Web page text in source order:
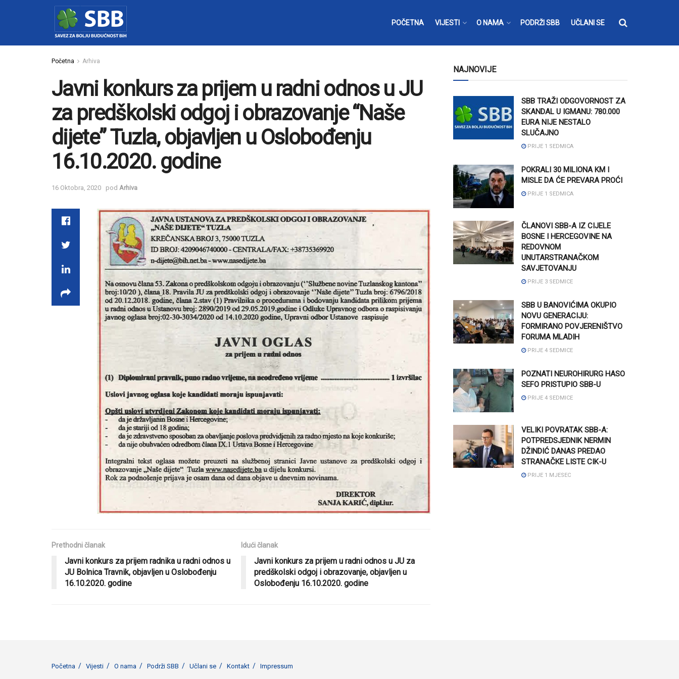
POČETNA VIJESTI O NAMA PODRŽI SBB UČLANI SE
Početna Arhiva
Javni konkurs za prijem u radni odnos u JU
za predškolski odgoj i obrazovanje “Naše
dijete” Tuzla, objavljen u Oslobođenju
16.10.2020. godine
16 Oktobra, 2020 pod Arhiva
Prethodni članak
Javni konkurs za prijem radnika u radni odnos u
JU Bolnica Travnik, objavljen u Oslobođenju
16.10.2020. godine
Idući članak
Javni konkurs za prijem u radni odnos u JU za
predškolski odgoj i obrazovanje, objavljen u
Oslobođenju 16.10.2020. godine
NAJNOVIJE
SBB TRAŽI ODGOVORNOST ZA
SKANDAL U IGMANU: 780.000
EURA NIJE NESTALO
SLUČAJNO
PRIJE 1 SEDMICA
POKRALI 30 MILIONA KM I
MISLE DA ĆE PREVARA PROĆI
PRIJE 1 SEDMICA
ČLANOVI SBB-A IZ CIJELE
BOSNE I HERCEGOVINE NA
REDOVNOM
UNUTARSTRANAČKOM
SAVJETOVANJU
PRIJE 3 SEDMICE
SBB U BANOVIĆIMA OKUPIO
NOVU GENERACIJU:
FORMIRANO POVJERENIŠTVO
FORUMA MLADIH
PRIJE 4 SEDMICE
POZNATI NEUROHIRURG HASO
SEFO PRISTUPIO SBB-U
PRIJE 4 SEDMICE
VELIKI POVRATAK SBB-A:
POTPREDSJEDNIK NERMIN
DŽINDIĆ DANAS PREDAO
STRANAČKE LISTE CIK-U
PRIJE 1 MJESEC
Početna Vijesti O nama Podrži SBB Učlani se Kontakt Impressum